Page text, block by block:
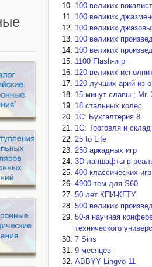
100 великих
100 великих
100 великих
100 великих
100 великих
1100 Flash-игр
120 великих
120 лучших арий из
15 минут славы ; Mr.
18 стальных колес
1С: Бухгалтерия 8
1С: Торговля и склад
25 to Life
250 аркадных игр
3D-ланшафты в
400 классических игр
4900 тем для S60
50 лет КПИ-КГТУ
500 великих
50-я научная
технического
7 Sins
9 месяцев
ABBYY Lingvo 11